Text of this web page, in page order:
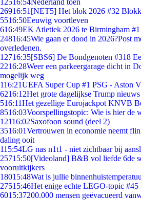
12516:54Nederland toen
26916:51 [NET5] Het blok 2026 #32
5516:50Eeuwig voortleven
616:49EK Atletiek 2026 te Birmingham #1
24816:45Wie gaan er dood in 2026?Post
overledenen.
12716:35[SBS6] De Bondgenoten #318
2216:28Weer een parkeergarage dicht in
mogelijk weg
116:21UEFA Super Cup #1 PSG - Aston
6216:12Het grote dagelijkse Trump
516:11Het gezellige Eurojackpot KNVB
8516:03Voorspellingstopic: Wie is hier de
12116:02Saxofoon sound (deel 2)
3516:01Vertrouwen in economie neemt
daling ooit
115:54LG nas n1t1 - niet zichtbaar bij
25715:50[Videoland] B&B vol liefde 6de
vooruitkijkers
18015:48Wat is jullie
27515:46Het enige echte LEGO-topic
6015:37200.000 mensen geëvacueerd